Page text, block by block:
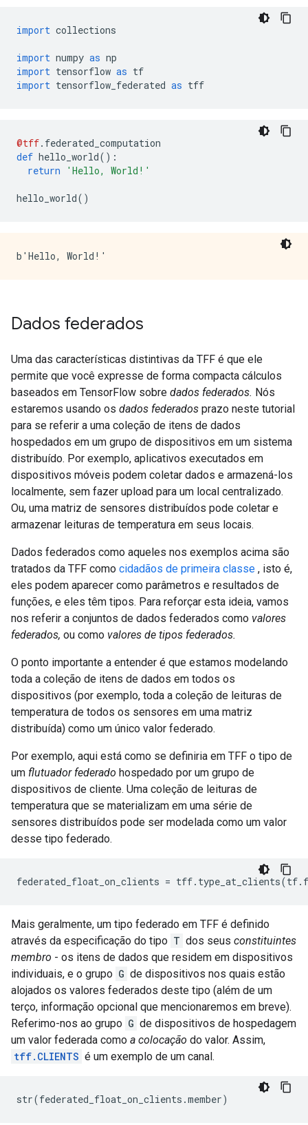
import collections
import numpy as np
import tensorflow as tf
import tensorflow_federated as tff
@tff. federated_computation
def hello_world():
return
'Hello, World!'
hello_world()
Dados federados
Uma das características distintivas da TFF é que ele
permite que você expresse de forma compacta cálculos
baseados em TensorFlow sobre dados federados. Nós
estaremos usando os dados federados prazo neste tutorial
para se referir a uma coleção de itens de dados
hospedados em um grupo de dispositivos em um sistema
distribuído. Por exemplo, aplicativos executados em
dispositivos móveis podem coletar dados e armazená-los
localmente, sem fazer upload para um local centralizado.
Ou, uma matriz de sensores distribuídos pode coletar e
armazenar leituras de temperatura em seus locais.
Dados federados como aqueles nos exemplos acima são
tratados da TFF como cidadãos de primeira classe , isto é,
eles podem aparecer como parâmetros e resultados de
funções, e eles têm tipos. Para reforçar esta ideia, vamos
nos referir a conjuntos de dados federados como valores
federados, ou como valores de tipos federados.
O ponto importante a entender é que estamos modelando
toda a coleção de itens de dados em todos os
dispositivos (por exemplo, toda a coleção de leituras de
temperatura de todos os sensores em uma matriz
distribuída) como um único valor federado.
Por exemplo, aqui está como se definiria em TFF o tipo de
um flutuador federado hospedado por um grupo de
dispositivos de cliente. Uma coleção de leituras de
temperatura que se materializam em uma série de
sensores distribuídos pode ser modelada como um valor
desse tipo federado.
federated_float_on_clients = tff. type_at_clients(tf.
Mais geralmente, um tipo federado em TFF é definido
através da especificação do tipo T dos seus constituintes
membro - os itens de dados que residem em dispositivos
individuais, e o grupo G de dispositivos nos quais estão
alojados os valores federados deste tipo (além de um
terço, informação opcional que mencionaremos em breve).
Referimo-nos ao grupo G de dispositivos de hospedagem
um valor federada como a colocação do valor. Assim,
tff.CLIENTS é um exemplo de um canal.
str(federated_float_on_clients .member)